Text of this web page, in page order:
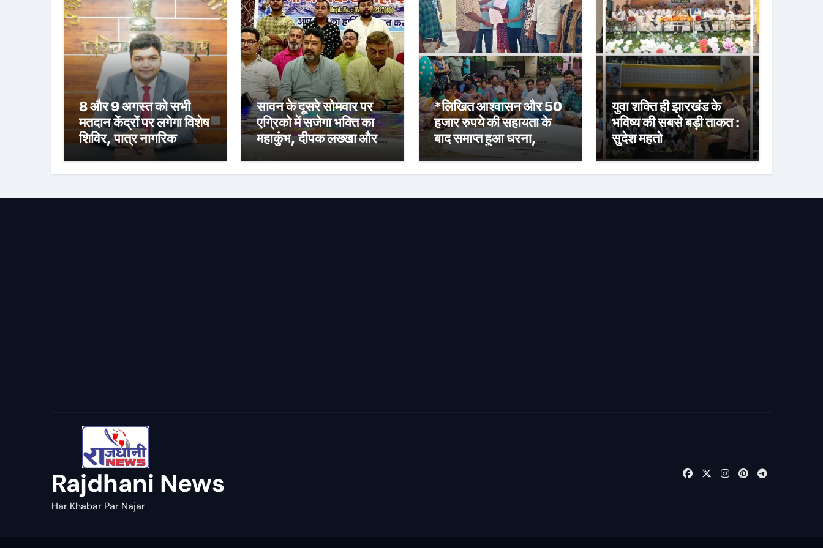
8 और 9 अगस्त को सभी
मतदान केंद्रों पर लगेगा विशेष
शिविर, पात्र नागरिक
फॉर्म-6 और फॉर्म-8 भरें:
उपायुक्त मनीष कुमार
सावन के दूसरे सोमवार पर
एग्रिको में सजेगा भक्ति का
महाकुंभ, दीपक लख्खा और
संध्या होगी आकर्षण
*लिखित आश्वासन और 50
हजार रुपये की सहायता के
बाद समाप्त हुआ धरना,
बिजली मिस्त्री रवि चाम्पिया
की मौत पर मुआवजा व नौकरी
युवा शक्ति ही झारखंड के
भविष्य की सबसे बड़ी ताकत :
सुदेश महतो
Rajdhani News
Har Khabar Par Najar